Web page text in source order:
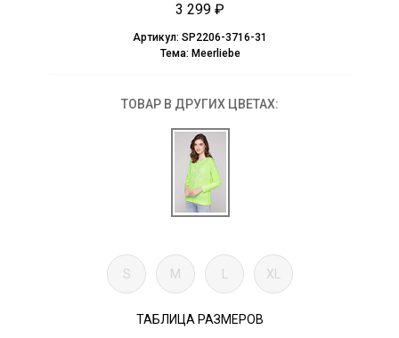
3 299 ₽
Артикул: SP2206-3716-31
Тема: Meerliebe
ТОВАР В ДРУГИХ ЦВЕТАХ:
S M L XL
ТАБЛИЦА РАЗМЕРОВ